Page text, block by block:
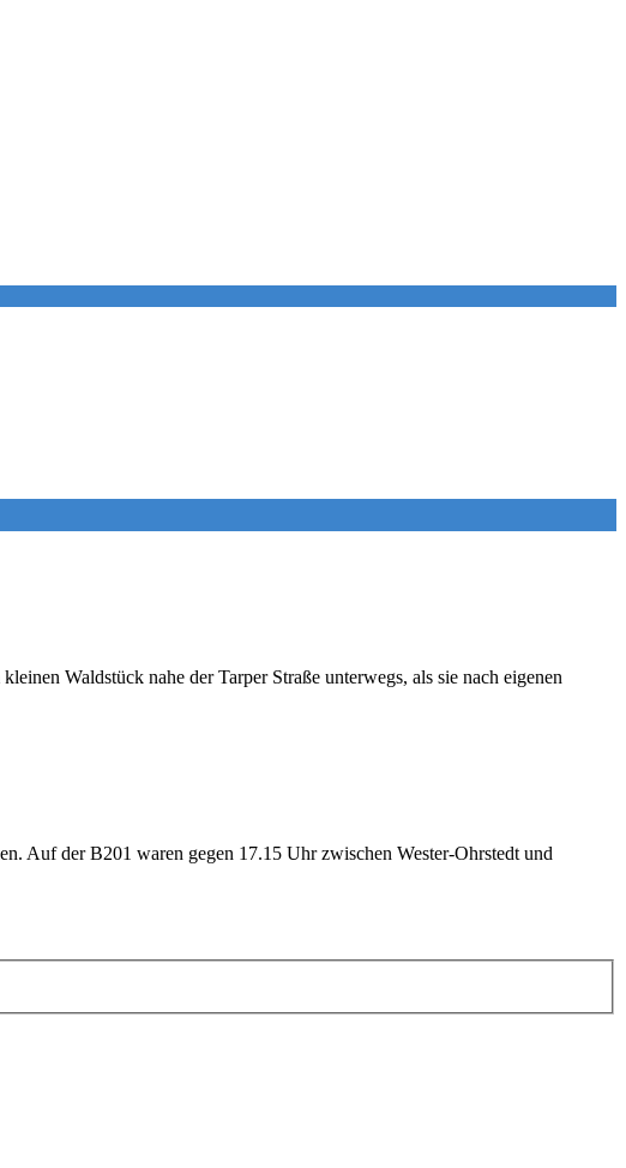
Waldstück nahe der Tarper Straße unterwegs, als sie nach eigenen
Auf der B201 waren gegen 17.15 Uhr zwischen Wester-Ohrstedt und